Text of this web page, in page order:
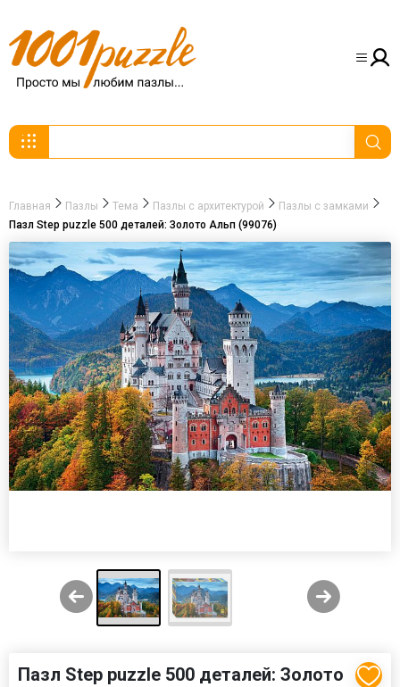
Главная Пазлы Тема Пазлы с архитектурой
Пазлы с замками
Пазл Step puzzle 500 деталей: Золото Альп (99076)
Пазл Step puzzle 500 деталей: Золото